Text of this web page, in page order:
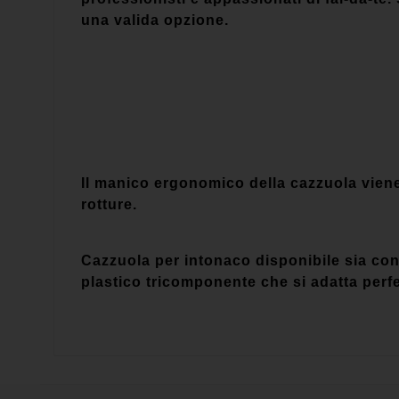
una valida opzione.
Il manico ergonomico della cazzuola
rotture.
Cazzuola per intonaco disponibile sia
plastico tricomponente che si adatta